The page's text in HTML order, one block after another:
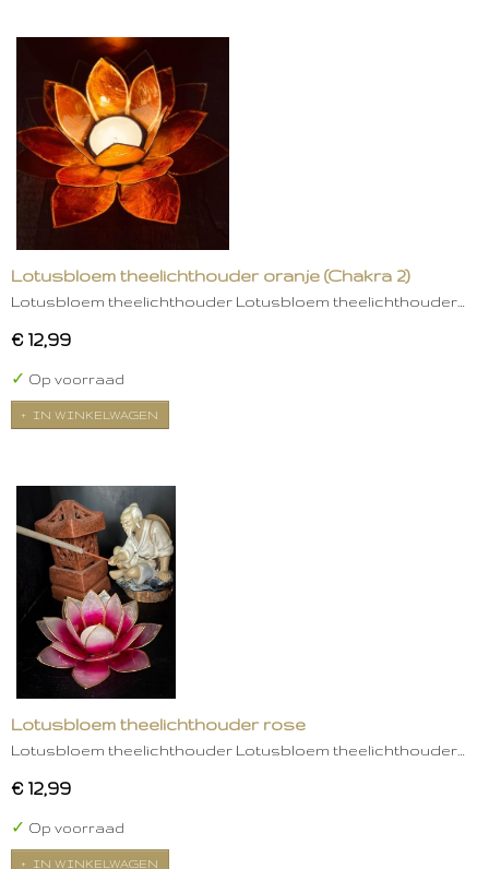
Lotusbloem theelichthouder oranje (Chakra 2)
Lotusbloem theelichthouder Lotusbloem theelichthouder…
€ 12,99
✓ Op voorraad
IN WINKELWAGEN
Lotusbloem theelichthouder rose
Lotusbloem theelichthouder Lotusbloem theelichthouder…
€ 12,99
✓ Op voorraad
IN WINKELWAGEN